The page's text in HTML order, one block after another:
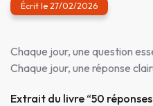
Écrit le 27/02/2026
Chaque jour, une question
Chaque jour, une réponse
Extrait du livre “50